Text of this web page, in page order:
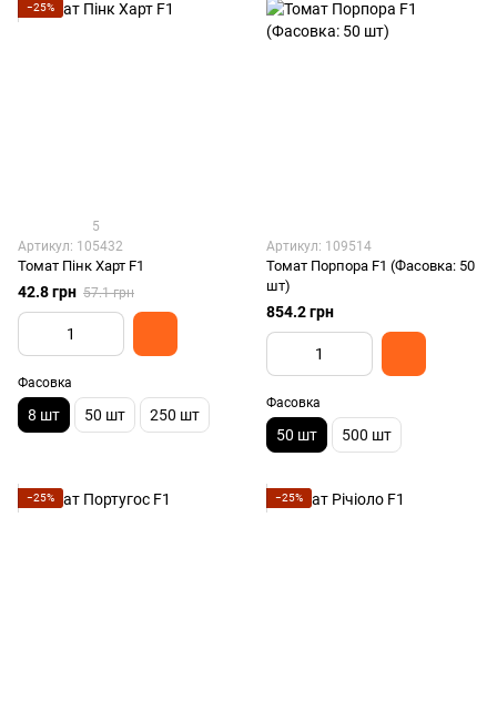
−25%
5
Артикул: 105432
Томат Пінк Харт F1
42.8 грн 57.1 грн
Фасовка
8 шт 50 шт 250 шт
Артикул: 109514
Томат Порпора F1 (Фасовка: 50
шт)
854.2 грн
Фасовка
50 шт 500 шт
−25% −25%